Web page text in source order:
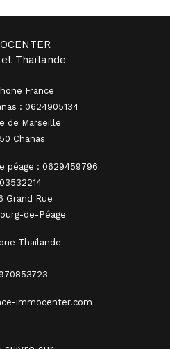
Thaïlande
France
: 0624905134
de Marseille
Chanas
péage : 0629459796
Grand Rue
de-Péage
Thaïlande
immocenter.com